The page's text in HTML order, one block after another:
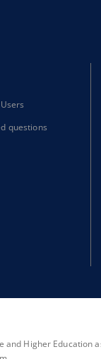
questions
and Higher Education